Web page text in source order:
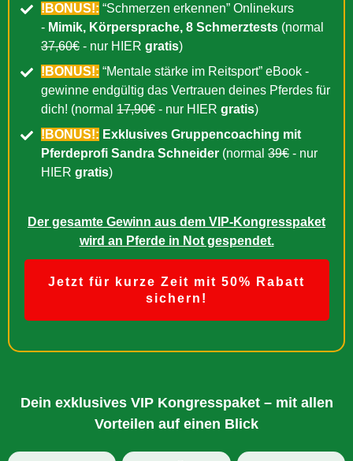
!BONUS!: “Schmerzen erkennen” Onlinekurs
- Mimik, Körpersprache, 8 Schmerztests (normal
37,60€ - nur HIER gratis)
!BONUS!: “Mentale stärke im Reitsport” eBook -
gewinne endgültig das Vertrauen deines Pferdes für
dich! (normal 17,90€ - nur HIER gratis)
!BONUS!: Exklusives Gruppencoaching mit
Pferdeprofi Sandra Schneider (normal 39€ - nur
HIER gratis)
Der gesamte Gewinn aus dem VIP-Kongresspaket
wird an Pferde in Not gespendet.
Jetzt für kurze Zeit mit 50% Rabatt
sichern!
Dein exklusives VIP Kongresspaket – mit allen
Vorteilen auf einen Blick